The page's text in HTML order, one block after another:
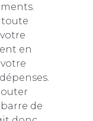
toute
en
de